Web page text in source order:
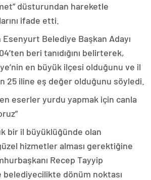
düsturundan hareketle
ifade etti.
Esenyurt Belediye Başkan Adayı
beri tanıdığını belirterek,
en büyük ilçesi olduğunu ve il
25 iline eş değer olduğunu söyledi.
eserler yurdu yapmak için canla
bir il büyüklüğünde olan
hizmetler alması gerektiğine
Recep Tayyip
belediyecilikte dönüm noktası